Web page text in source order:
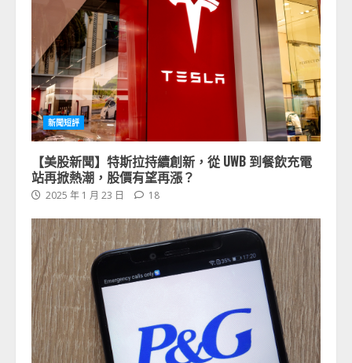
新聞短評
【美股新聞】特斯拉持續創新，從 UWB 到餐飲充電
站再掀熱潮，股價有望再漲？
2025 年 1 月 23 日 18